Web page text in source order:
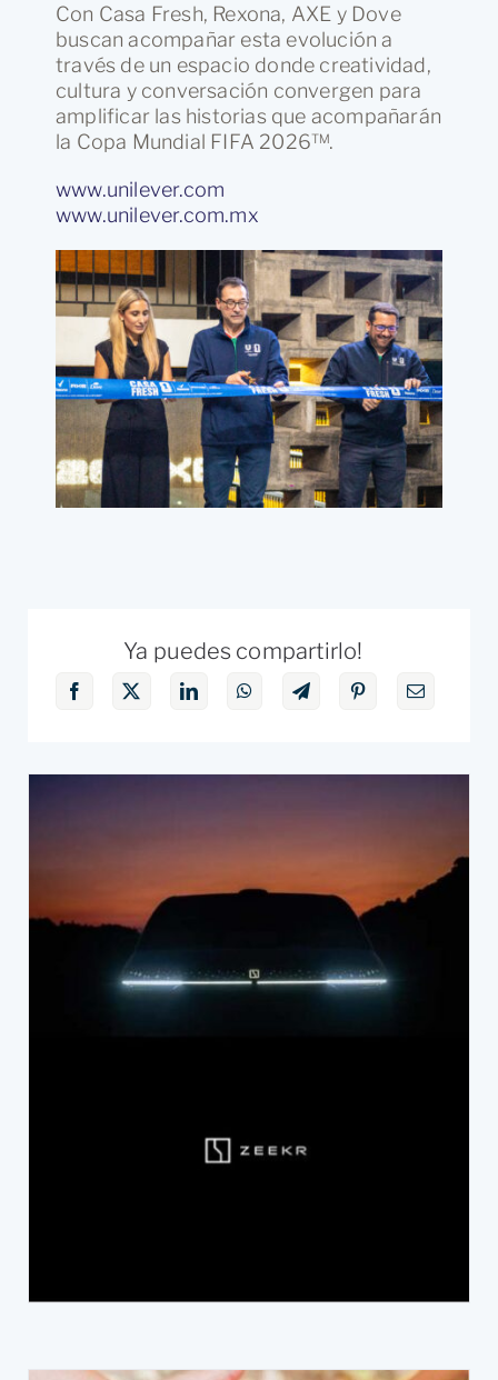
Con Casa Fresh, Rexona, AXE y Dove
buscan acompañar esta evolución a
través de un espacio donde creatividad,
cultura y conversación convergen para
amplificar las historias que acompañarán
la Copa Mundial FIFA 2026™.
www.unilever.com
www.unilever.com.mx
Ya puedes compartirlo!